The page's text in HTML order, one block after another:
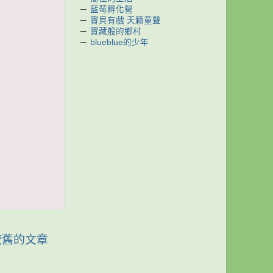
的文章
－ 藍莓孵化營
－ 寶貝有戲 天籟童聲
－ 寶藏般的鄉村
－ blueblue的少年